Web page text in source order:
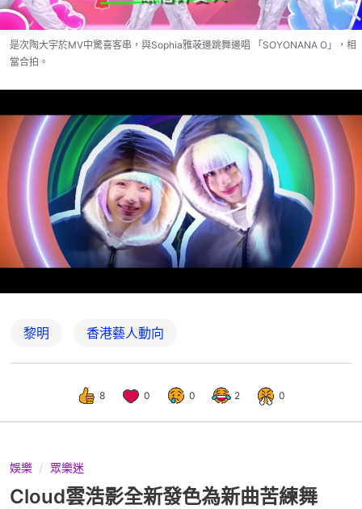
是次陶大宇於MV中驚喜客串，與Sophia雅荍邊跳舞邊唱 「SOYONANA O」，相
當合拍。
黎明 香港藝人動向
8 0 0 2 0
娛樂 眾樂迷
Cloud雲浩影全新發色為新曲苦練舞